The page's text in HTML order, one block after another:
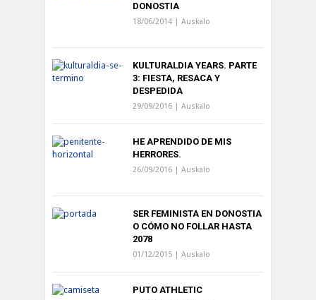
DONOSTIA
18/06/2014 | Auskalo
KULTURALDIA YEARS. PARTE
3: FIESTA, RESACA Y
DESPEDIDA
29/09/2016 | Auskalo
HE APRENDIDO DE MIS
HERRORES.
26/09/2016 | Auskalo
SER FEMINISTA EN DONOSTIA
O CÓMO NO FOLLAR HASTA
2078
01/12/2015 | Auskalo
PUTO ATHLETIC